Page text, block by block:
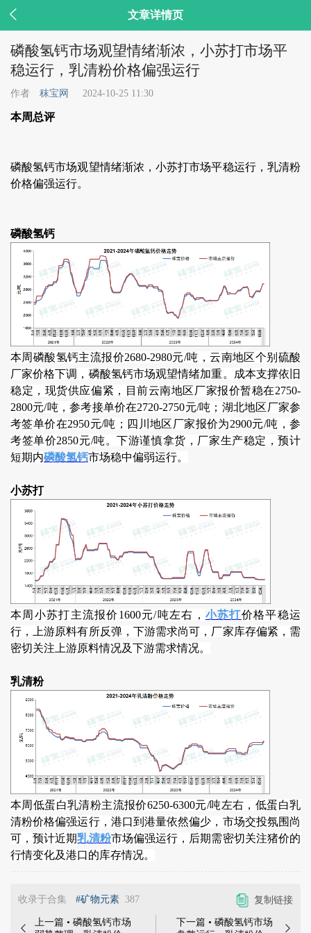
 文章详情页
磷酸氢钙市场观望情绪渐浓，小苏打市场平
稳运行，乳清粉价格偏强运行
作者 秣宝网 2024-10-25 11:30
本周总评
磷酸氢钙市场观望情绪渐浓，小苏打市场平稳运行，乳清粉
价格偏强运行。
磷酸氢钙
本周磷酸氢钙主流报价2680-2980元/吨，云南地区个别硫酸
厂家价格下调，磷酸氢钙市场观望情绪加重。成本支撑依旧
稳定，现货供应偏紧，目前云南地区厂家报价暂稳在2750-
2800元/吨，参考接单价在2720-2750元/吨；湖北地区厂家参
考签单价在2950元/吨；四川地区厂家报价为2900元/吨，参
考签单价2850元/吨。下游谨慎拿货，厂家生产稳定，预计
短期内磷酸氢钙市场稳中偏弱运行。
小苏打
本周小苏打主流报价1600元/吨左右， 小苏打价格平稳运
行，上游原料有所反弹，下游需求尚可，厂家库存偏紧，需
密切关注上游原料情况及下游需求情况。
乳清粉
本周低蛋白乳清粉主流报价6250-6300元/吨左右，低蛋白乳
清粉价格偏强运行，港口到港量依然偏少，市场交投氛围尚
可，预计近期乳清粉市场偏强运行，后期需密切关注猪价的
行情变化及港口的库存情况。
收录于合集 #矿物元素 387 复制链接

上一篇 • 磷酸氢钙市场
下一篇 • 磷酸氢钙市场
